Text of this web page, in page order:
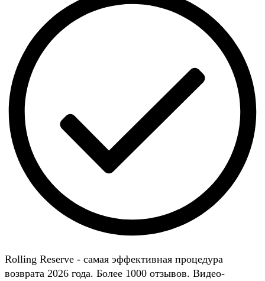
Rolling Reserve - самая эффективная процедура
возврата 2026 года. Более 1000 отзывов. Видео-